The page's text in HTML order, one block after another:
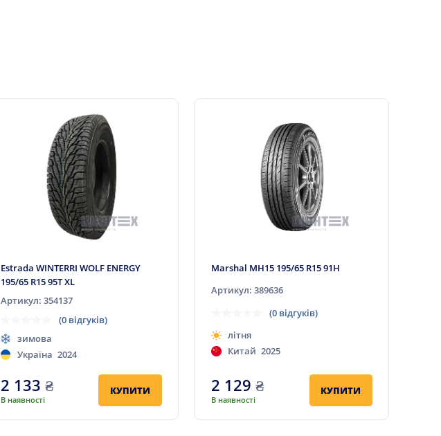
Estrada WINTERRI WOLF ENERGY
195/65 R15 95T XL
Артикул: 354137
(0 відгуків)
зимова
Україна 2024
2 133 ₴
В наявності
КУПИТИ
Marshal MH15 195/65 R15 91H
Артикул: 389636
(0 відгуків)
літня
Китай 2025
2 129 ₴
В наявності
КУПИТИ